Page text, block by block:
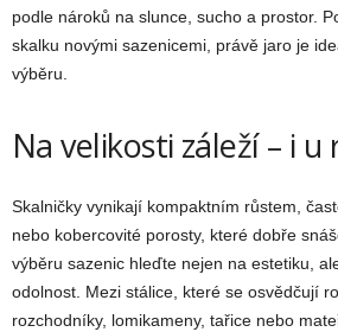
podle nároků na slunce, sucho a prostor.
skalku novými sazenicemi, právě jaro je
výběru.
Na velikosti záleží – i u
Skalničky vynikají kompaktním růstem,
nebo kobercovité porosty, které dobře
výběru sazenic hleďte nejen na estetiku,
odolnost. Mezi stálice, které se osvědčují
rozchodníky, lomikameny, tařice nebo